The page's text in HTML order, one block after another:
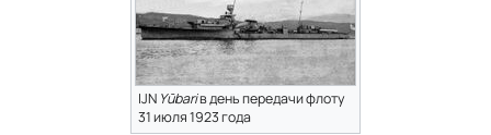
IJN Yūbariв день передачи флоту
31 июля 1923 года